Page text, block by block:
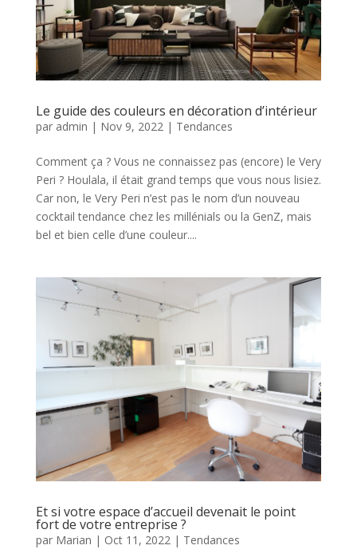
Le guide des couleurs en décoration d’intérieur
par admin | Nov 9, 2022| Tendances
Comment ça ? Vous ne connaissez pas (encore) le Very
Peri ? Houlala, il était grand temps que vous nous lisiez.
Car non, le Very Peri n’est pas le nom d’un nouveau
cocktail tendance chez les millénials ou la GenZ, mais
bel et bien celle d’une couleur....
Et si votre espace d’accueil devenait le point
fort de votre entreprise ?
par Marian | Oct 11, 2022| Tendances